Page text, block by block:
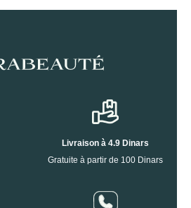
Livraison à 4.9 Dinars
Gratuite à partir de 100 Dinars